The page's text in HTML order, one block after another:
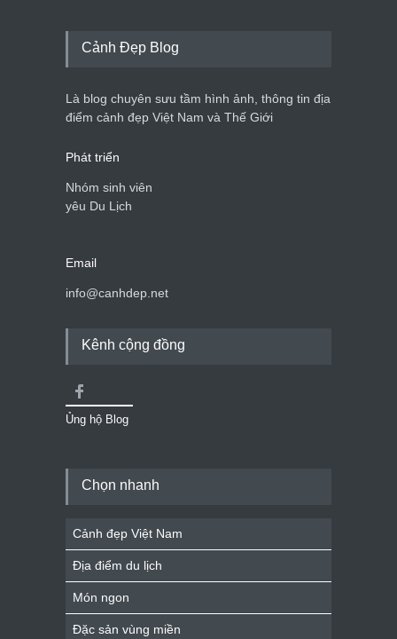
Cảnh Đẹp Blog
Là blog chuyên sưu tầm hình ảnh, thông tin địa
điểm cảnh đẹp Việt Nam và Thế Giới
Phát triển
Nhóm sinh viên
yêu Du Lịch
Email
info@canhdep.net
Kênh cộng đồng
Ủng hộ Blog
Chọn nhanh
Cảnh đẹp Việt Nam
Địa điểm du lịch
Món ngon
Đặc sản vùng miền